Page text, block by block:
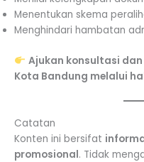
Menentukan skema
Menghindari hambatan
Ajukan konsultasi
Kota Bandung melalui
Catatan
Konten ini bersifat
promosional. Tidak